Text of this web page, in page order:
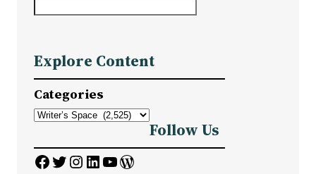
r
c
h
Explore Content
Categories
Follow Us
Facebook Twitter InstagramLinkedIn YouTube WordPress